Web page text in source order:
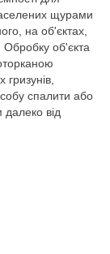
щурами
на об'єктах,
об'єкта
гризунів,
спалити або
від